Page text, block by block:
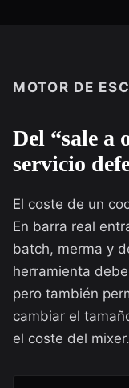
MOTOR DE
Del “sale a
servicio
El coste de un
En barra real
batch, merma y
herramienta
pero también
cambiar el
el coste del mixer.